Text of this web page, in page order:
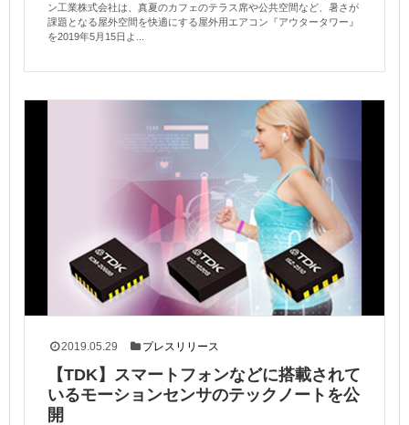
ン工業株式会社は、真夏のカフェのテラス席や公共空間など、暑さが
課題となる屋外空間を快適にする屋外用エアコン『アウタータワー』
を2019年5月15日よ...
2019.05.29 プレスリリース
【TDK】スマートフォンなどに搭載されて
いるモーションセンサのテックノートを公
開